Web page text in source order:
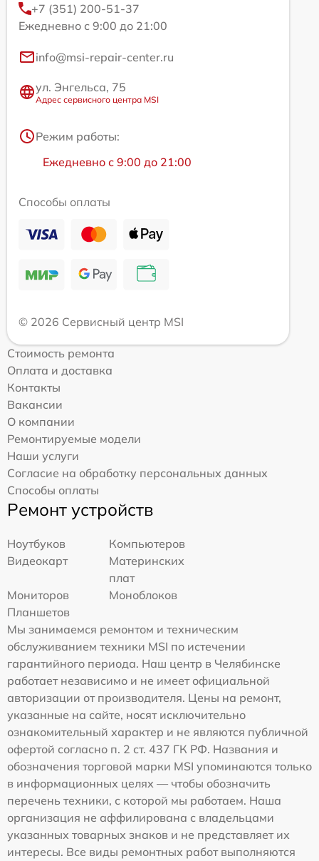
+7 (351) 200-51-37
Ежедневно с 9:00 до 21:00
info@msi-repair-center.ru
ул. Энгельса, 75
Адрес сервисного центра MSI
Режим работы:
Ежедневно с 9:00 до 21:00
Способы оплаты
© 2026 Сервисный центр MSI
Стоимость ремонта
Оплата и доставка
Контакты
Вакансии
О компании
Ремонтируемые модели
Наши услуги
Согласие на обработку персональных данных
Способы оплаты
Ремонт устройств
Ноутбуков
Компьютеров
Видеокарт
Материнских
плат
Мониторов
Моноблоков
Планшетов
Мы занимаемся ремонтом и техническим
обслуживанием техники MSI по истечении
гарантийного периода. Наш центр в Челябинске
работает независимо и не имеет официальной
авторизации от производителя. Цены на ремонт,
указанные на сайте, носят исключительно
ознакомительный характер и не являются публичной
офертой согласно п. 2 ст. 437 ГК РФ. Названия и
обозначения торговой марки MSI упоминаются только
в информационных целях — чтобы обозначить
перечень техники, с которой мы работаем. Наша
организация не аффилирована с владельцами
указанных товарных знаков и не представляет их
интересы. Все виды ремонтных работ выполняются